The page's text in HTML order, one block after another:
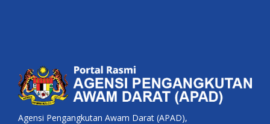
Agensi Pengangkutan Awam Darat (APAD),